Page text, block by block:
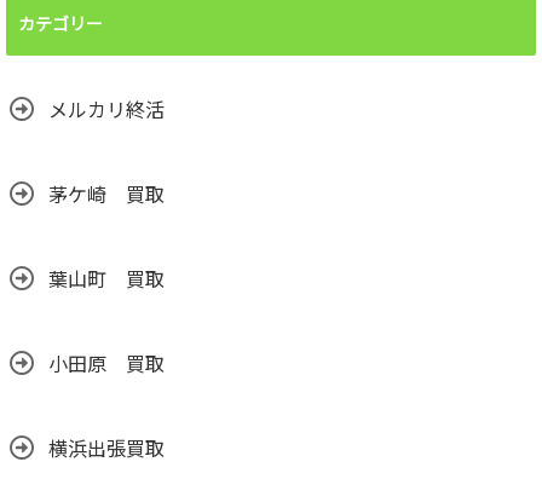
せんか？汚れても
売れます！
カテゴリー
メルカリ終活
茅ケ崎 買取
葉山町 買取
小田原 買取
横浜出張買取